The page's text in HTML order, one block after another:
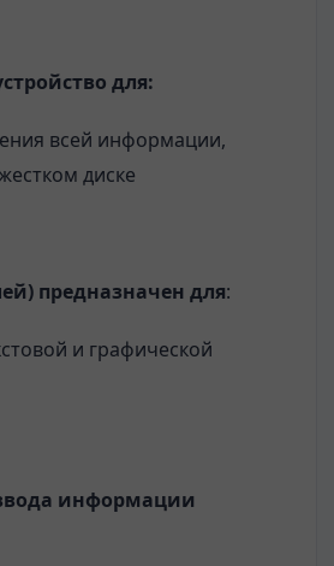
для:
всей информации,
диске
предназначен для:
и графической
информации